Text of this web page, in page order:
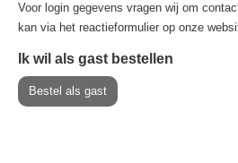
Voor login gegevens vragen wij om
kan via het reactieformulier op onze
Ik wil als gast bestellen
Bestel als gast